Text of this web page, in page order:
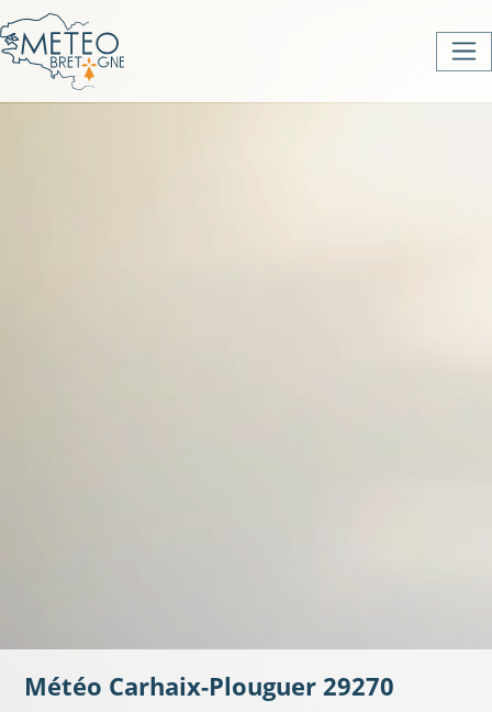
Météo Carhaix-Plouguer 29270